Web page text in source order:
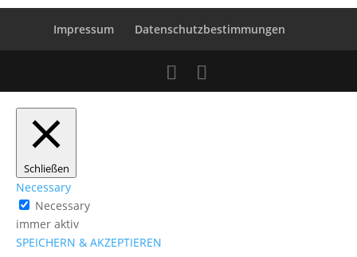
Impressum Datenschutzbestimmungen
Schließen
Necessary
Necessary
immer aktiv
SPEICHERN & AKZEPTIEREN